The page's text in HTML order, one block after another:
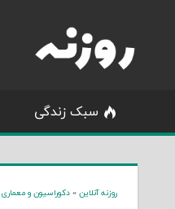
content
سبک زندگی
روزنه آنلاین »دکوراسیون و معماری